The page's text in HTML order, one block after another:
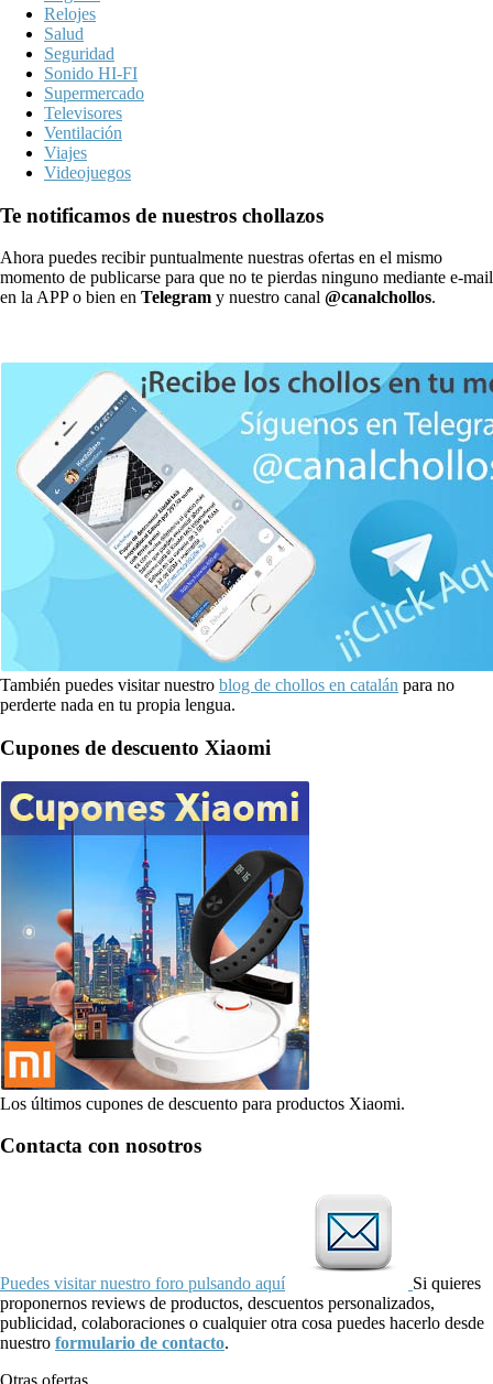
Relojes
Salud
Seguridad
Sonido HI-FI
Supermercado
Televisores
Ventilación
Viajes
Videojuegos
Te notificamos de nuestros chollazos
Ahora puedes recibir puntualmente nuestras ofertas en el mismo
momento de publicarse para que no te pierdas ninguno mediante e-mail
en la APP o bien en Telegram y nuestro canal @canalchollos.
También puedes visitar nuestro blog de chollos en catalán para no
perderte nada en tu propia lengua.
Cupones de descuento Xiaomi
Los últimos cupones de descuento para productos Xiaomi.
Contacta con nosotros
Puedes visitar nuestro foro pulsando aquí
Si quieres
proponernos reviews de productos, descuentos personalizados,
publicidad, colaboraciones o cualquier otra cosa puedes hacerlo desde
nuestro formulario de contacto.
Otras ofertas